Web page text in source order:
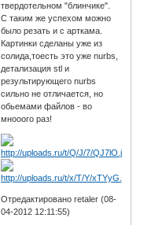
твердотельном "блинчике".
С таким же успехом можно
было резать и с арткама.
Картинки сделаны уже из
солида,тоесть это уже nurbs,
детализация stl и
результирующего nurbs
сильно не отличается, но
обьемами файлов - во
мнооого раз!
Отредактировано retaler (08-
04-2012 12:11:55)